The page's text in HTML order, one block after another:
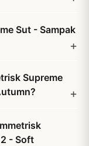
Sut - Sampak
Supreme
- Soft